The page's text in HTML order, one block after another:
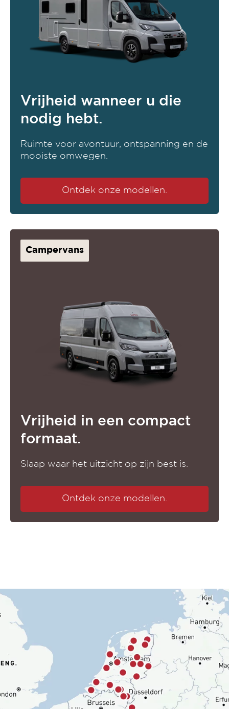
Vrijheid wanneer u die
nodig hebt.
Ruimte voor avontuur, ontspanning en de
mooiste omwegen.
Ontdek onze modellen.
Campervans
Vrijheid in een compact
formaat.
Slaap waar het uitzicht op zijn best is.
Ontdek onze modellen.